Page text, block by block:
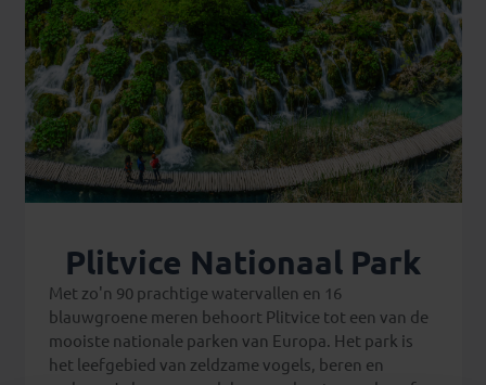
Plitvice Nationaal Park
Met zo'n 90 prachtige watervallen en 16
blauwgroene meren behoort Plitvice tot een van de
mooiste nationale parken van Europa. Het park is
het leefgebied van zeldzame vogels, beren en